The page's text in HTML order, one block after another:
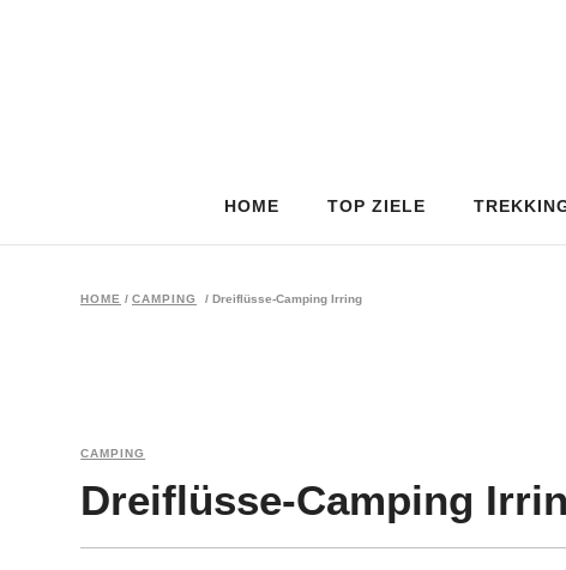
HOME TOP ZIELE
HOME / CAMPING / Dreiflüsse-Camping Irring
CAMPING
Dreiflüsse-Camping